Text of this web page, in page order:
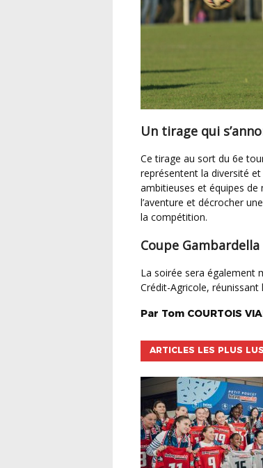
Un tirage qui
Ce tirage au sort du 6e tour sera particulièrement disputé : les 18 clubs normands qualifiés
représentent la diversité
ambitieuses et équipes
l’aventure et décrocher
la compétition.
Coupe
La soirée sera également marquée par le tirage au sort du 5e tour de la Coupe Gambardella
Crédit-Agricole, réunissant
Par Tom COURTOIS
ARTICLES LES PLUS